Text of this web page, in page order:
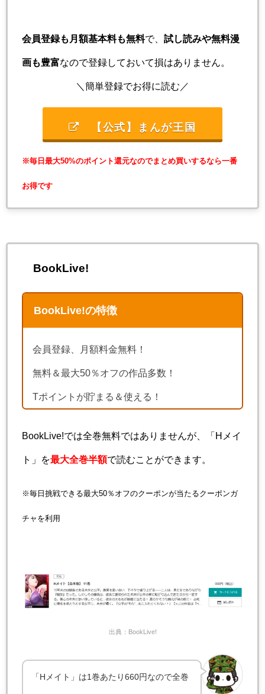
会員登録も月額基本料も無料で、 試し読みや無料漫
画も豊富なので登録しておいて損はありません。
＼簡単登録でお得に読む／
【公式】まんが王国
※毎日最大50%のポイント還元なのでまとめ買いするなら一番
お得です
BookLive!
BookLive!の特徴
会員登録、月額料金無料！
無料＆最大50％オフの作品多数！
Tポイントが貯まる＆使える！
BookLive!では全巻無料ではありませんが、「Hメイ
ト」を最大全巻半額で読むことができます。
※毎日挑戦できる最大50％オフのクーポンが当たるクーポンガ
チャを利用
出典：BookLive!
「Hメイト」は1巻あたり660円なので全巻